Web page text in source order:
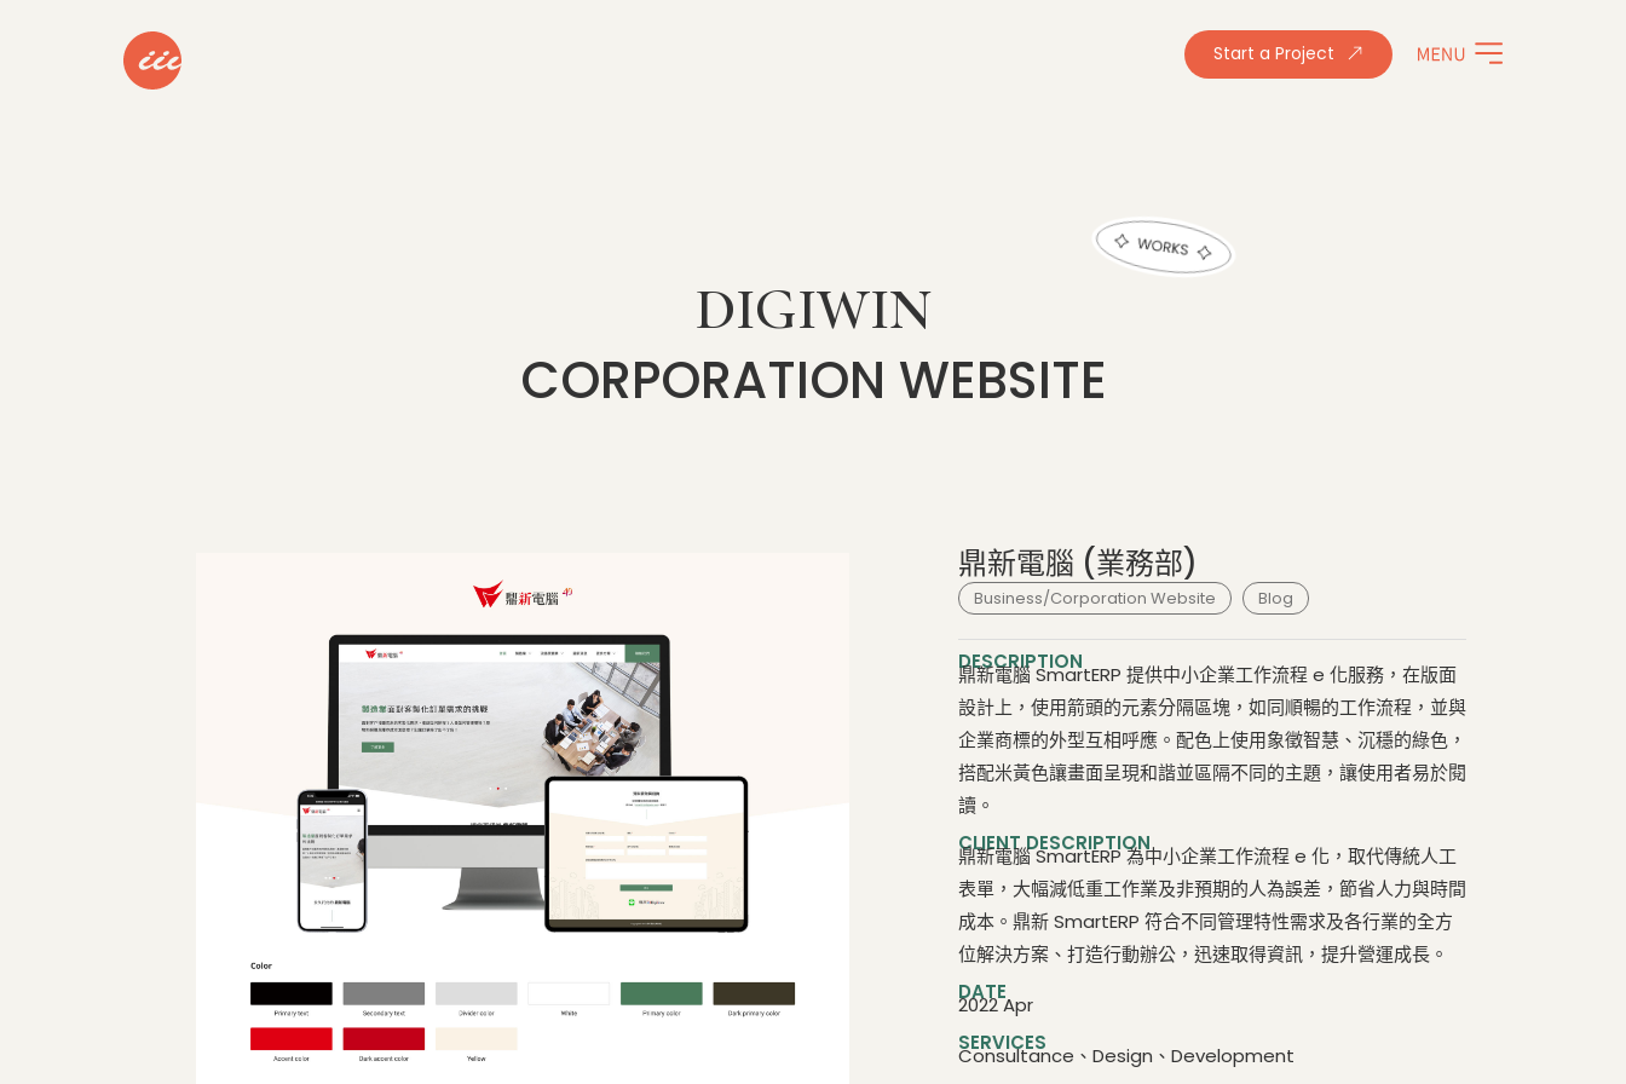
Start a Project
DIGIWIN
CORPORATION WEBSITE
鼎新電腦 (業務部)
Business/Corporation Website Blog
DESCRIPTION
鼎新電腦 SmartERP 提供中小企業工作流程 e 化服務，在版面
設計上，使用箭頭的元素分隔區塊，如同順暢的工作流程，並與
企業商標的外型互相呼應。配色上使用象徵智慧、沉穩的綠色，
搭配米黃色讓畫面呈現和諧並區隔不同的主題，讓使用者易於閱
讀。
CLIENT DESCRIPTION
鼎新電腦 SmartERP 為中小企業工作流程 e 化，取代傳統人工
表單，大幅減低重工作業及非預期的人為誤差，節省人力與時間
成本。鼎新 SmartERP 符合不同管理特性需求及各行業的全方
位解決方案、打造行動辦公，迅速取得資訊，提升營運成長。
DATE
2022 Apr
SERVICES
Consultance、Design、Development